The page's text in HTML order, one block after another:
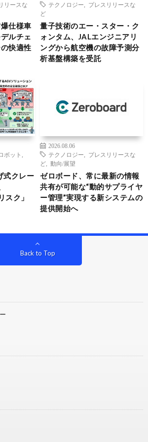
リースな
仕様車
ルチェ
快適性
テクノロジー
プレスリリースな
ど
量子技術のエー・スター・ク
ォンタム、JALエンジニアリ
ングから航空機の故障予測分
析基盤構築を受託
ボット
式クレー
ク」
2026.08.06
テクノロジー
プレスリリースな
ど
動向/展望
ゼロボード、常に最新の情報
共有が可能な“動的サプライヤ
ー管理”実現する新システムの
提供開始へ
Back to Top